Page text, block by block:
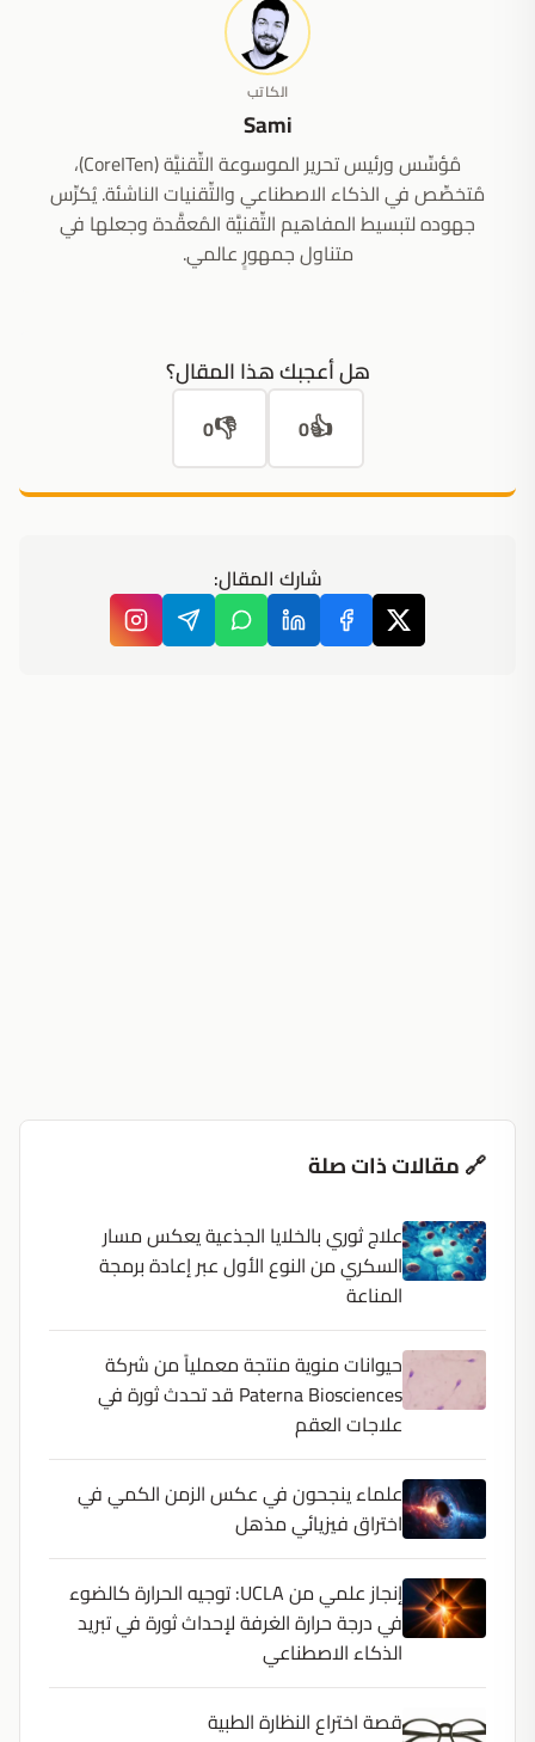
الكاتب
Sami
مُؤسِّس ورئيس تحرير الموسوعة التِّقنيَّة (CoreITen)،
مُتخصِّص في الذكاء الاصطناعي والتِّقنيات الناشئة. يُكرِّس
جهوده لتبسيط المفاهيم التِّقنيَّة المُعقَّدة وجعلها في
متناول جمهورٍ عالمي.
هل أعجبك هذا المقال؟
👍
0
👎
0
شارك المقال:
🔗 مقالات ذات صلة
علاج ثوري بالخلايا الجذعية يعكس مسار
السكري من النوع الأول عبر إعادة برمجة
المناعة
حيوانات منوية منتجة معملياً من شركة
Paterna Biosciences قد تحدث ثورة في
علاجات العقم
علماء ينجحون في عكس الزمن الكمي في
اختراق فيزيائي مذهل
إنجاز علمي من UCLA: توجيه الحرارة كالضوء
في درجة حرارة الغرفة لإحداث ثورة في تبريد
الذكاء الاصطناعي
قصة اختراع النظارة الطبية